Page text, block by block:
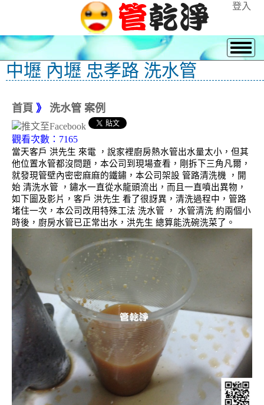
登入
中壢 內壢 忠孝路 洗水管
首頁 》 洗水管 案例
觀看次數：7165
當天客戶 洪先生 來電 ，說家裡廚房熱水管出水量太小，但其
他位置水管都沒問題，本公司到現場查看，剛拆下三角凡爾，
就發現管壁內密密麻麻的鐵鏽，本公司架設 管路清洗機 ，開
始 清洗水管 ，鏽水一直從水龍頭流出，而且一直噴出異物，
如下圖及影片，客戶 洪先生 看了很訝異，清洗過程中，管路
堵住一次，本公司改用特殊工法 洗水管 ， 水管清洗 約兩個小
時後，廚房水管已正常出水，洪先生 總算能洗碗洗菜了。